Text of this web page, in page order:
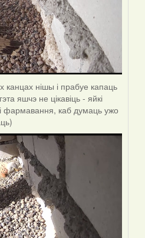
нішы і прабуе капаць
яшчэ не цікавіць - яйкі
фармавання, каб думаць ужо